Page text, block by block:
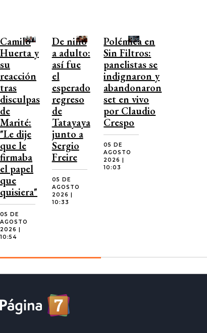
Camilo
Huerta y
su
reacción
tras
disculpas
de
Marité:
"Le dije
que le
firmaba
el papel
que
quisiera"
05 DE
AGOSTO
2026 |
10:54
De niño
a adulto:
así fue
el
esperado
regreso
de
Tatayaya
junto a
Sergio
Freire
05 DE
AGOSTO
2026 |
10:33
Polémica en
Sin Filtros:
panelistas se
indignaron y
abandonaron
set en vivo
por Claudio
Crespo
05 DE
AGOSTO
2026 |
10:03